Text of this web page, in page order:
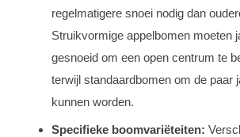
regelmatigere snoei nodig dan
Struikvormige appelbomen moeten
gesnoeid om een open centrum te
terwijl standaardbomen om de paar
kunnen worden.
Specifieke boomvariëteiten: